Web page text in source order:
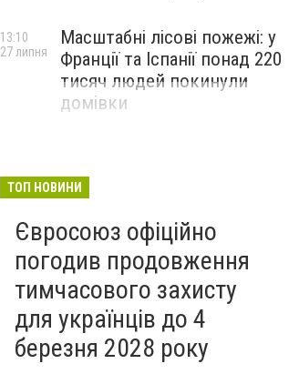
Масштабні лісові пожежі: у
Франції та Іспанії понад 220
тисяч людей покинули
домівки
13:10
27 липня
ТОП НОВИНИ
Євросоюз офіційно
погодив продовження
тимчасового захисту
для українців до 4
березня 2028 року